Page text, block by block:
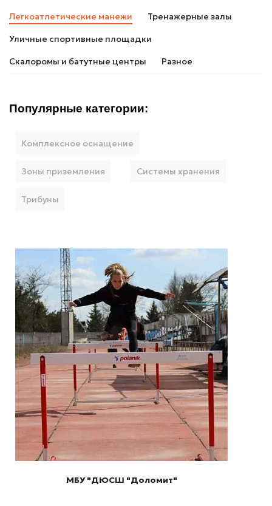
Легкоатлетические манежи Тренажерные залы
Уличные спортивные площадки
Скалоромы и батутные центры Разное
Популярные категории:
Комплексное оснащение
Зоны приземления Системы хранения
Трибуны
Подробнее
МБУ "ДЮСШ "Доломит"